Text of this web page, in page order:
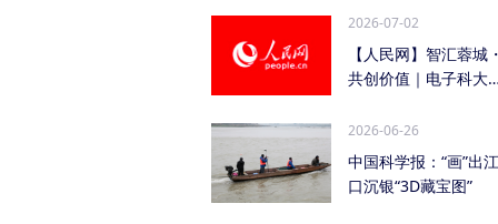
2026-07-02
【人民网】智汇蓉城
共创价值｜电子科大
2026-06-26
中国科学报：“画”出江
口沉银“3D藏宝图”